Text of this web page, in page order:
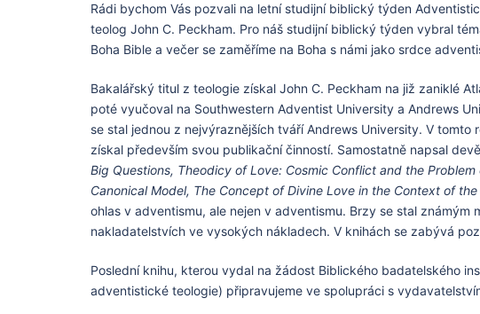
Rádi bychom Vás pozvali na letní studijní biblický týden
teolog John C. Peckham. Pro náš studijní biblický týden vybral
Boha Bible a večer se zaměříme na Boha s námi jako srdce
Bakalářský titul z teologie získal John C. Peckham na již zaniklé
poté vyučoval na Southwestern Adventist University a Andrews
se stal jednou z nejvýraznějších tváří Andrews University. V
získal především svou publikační činností. Samostatně napsal
Big Questions, Theodicy of Love: Cosmic Conflict and the
Canonical Model, The Concept of Divine Love in the Context of
ohlas v adventismu, ale nejen v adventismu. Brzy se stal
nakladatelstvích ve vysokých nákladech. V knihách se zabývá
Poslední knihu, kterou vydal na žádost Biblického badatelského
adventistické teologie) připravujeme ve spolupráci s